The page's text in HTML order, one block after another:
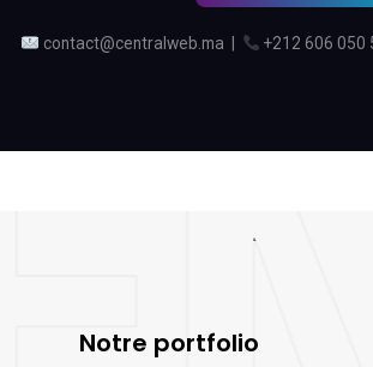
contact@centralweb.ma +212 606 050
Notre portfolio